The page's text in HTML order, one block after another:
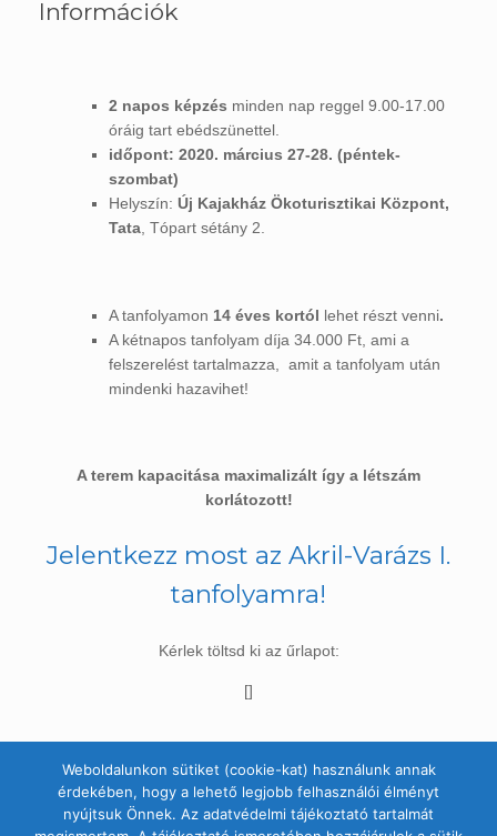
Információk
2 napos képzés minden nap reggel 9.00-17.00
óráig tart ebédszünettel.
időpont: 2020. március 27-28. (péntek-
szombat)
Helyszín: Új Kajakház Ökoturisztikai Központ,
Tata , Tópart sétány 2.
A tanfolyamon 14 éves kortól lehet részt venni.
A kétnapos tanfolyam díja 34.000 Ft, ami a
felszerelést tartalmazza, amit a tanfolyam után
mindenki hazavihet!
A terem kapacitása maximalizált így a létszám
korlátozott!
Jelentkezz most az Akril-Varázs I.
tanfolyamra!
Kérlek töltsd ki az űrlapot:
[]
Weboldalunkon sütiket (cookie-kat) használunk annak
érdekében, hogy a lehető legjobb felhasználói élményt
nyújtsuk Önnek. Az adatvédelmi tájékoztató tartalmát